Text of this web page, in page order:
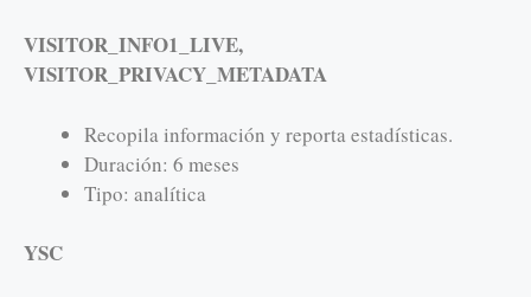
VISITOR_INFO1_LIVE,
VISITOR_PRIVACY_METADATA
Recopila información y reporta estadísticas.
Duración: 6 meses
Tipo: analítica
YSC